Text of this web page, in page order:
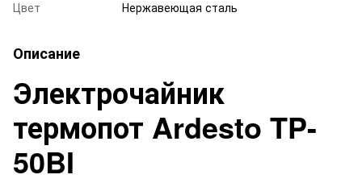
Цвет
Нержавеющая сталь
Описание
Электрочайник
термопот Ardesto TP-
50BI